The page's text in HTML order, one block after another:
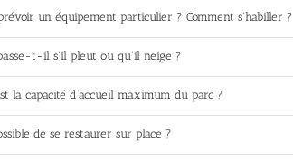
un équipement particulier ? Comment s’habiller ?
t-il s’il pleut ou qu’il neige ?
la capacité d’accueil maximum du parc ?
de se restaurer sur place ?